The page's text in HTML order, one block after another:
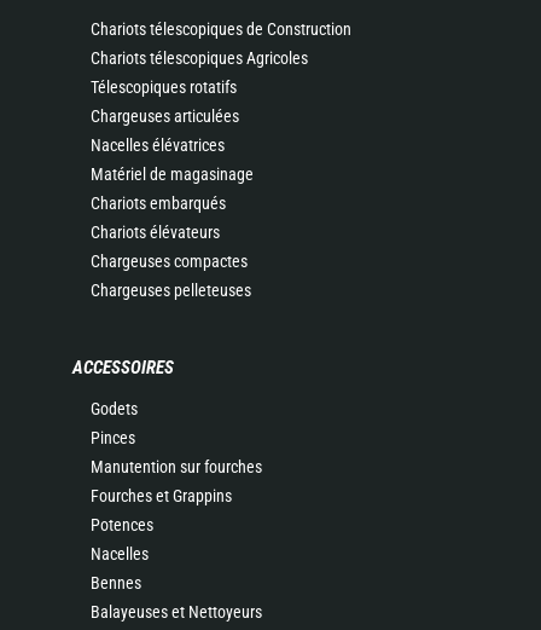
Chariots télescopiques de Construction
Chariots télescopiques Agricoles
Télescopiques rotatifs
Chargeuses articulées
Nacelles élévatrices
Matériel de magasinage
Chariots embarqués
Chariots élévateurs
Chargeuses compactes
Chargeuses pelleteuses
ACCESSOIRES
Godets
Pinces
Manutention sur fourches
Fourches et Grappins
Potences
Nacelles
Bennes
Balayeuses et Nettoyeurs